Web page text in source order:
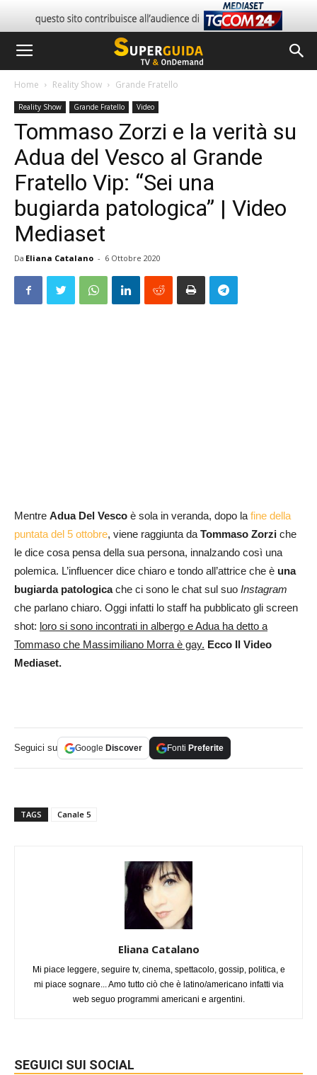
Home Reality Show Grande Fratello
Reality Show Grande Fratello Video
Tommaso Zorzi e la verità su
Adua del Vesco al Grande
Fratello Vip: “Sei una
bugiarda patologica” | Video
Mediaset
Da Eliana Catalano - 6 Ottobre 2020
Mentre Adua Del Vesco è sola in veranda, dopo lafine della
puntata del 5 ottobre, viene raggiunta daTommaso Zorzi che
le dice cosa pensa della sua persona, innalzando così una
polemica. L’influencer dice chiaro e tondo all’attrice che è una
bugiarda patologicache ci sono le chat sul suo Instagram
che parlano chiaro. Oggi infatti lo staff ha pubblicato gli screen
shot: loro si sono incontrati in albergo e Adua ha detto a
Tommaso che Massimiliano Morra è gay. Ecco Il Video
Mediaset.
Seguici su Google Discover Fonti Preferite
TAGS Canale 5
Eliana Catalano
Mi piace leggere, seguire tv, cinema, spettacolo, gossip, politica, e
mi piace sognare... Amo tutto ciò che è latino/americano infatti via
web seguo programmi americani e argentini.
SEGUICI SUI SOCIAL